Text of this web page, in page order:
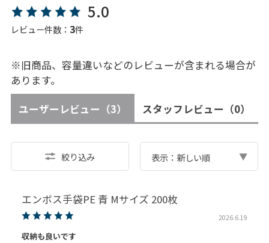
5.0
レビュー件数： 3件
※旧商品、容量違いなどのレビューが含まれる場合が
あります。
ユーザーレビュー （3） スタッフレビュー （0）
絞り込み 表示：新しい順
エンボス手袋PE 青 Mサイズ 200枚
2026.6.19
収納も良いです